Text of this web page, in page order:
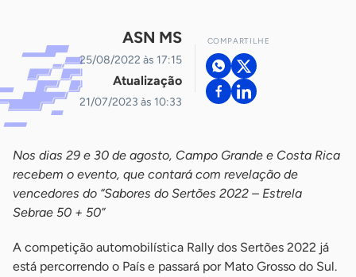
ASN MS
25/08/2022 às 17:15
Atualização
21/07/2023 às 10:33
COMPARTILHE
Nos dias 29 e 30 de agosto, Campo Grande e Costa Rica
recebem o evento, que contará com revelação de
vencedores do “Sabores do Sertões 2022 – Estrela
Sebrae 50 + 50”
A competição automobilística Rally dos Sertões 2022 já
está percorrendo o País e passará por Mato Grosso do Sul.